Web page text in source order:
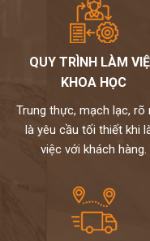
QUY TRÌNH LÀM
KHOA HỌC
Trung thực, mạch lạc, rõ
là yêu cầu tối thiết khi
việc với khách hàng.